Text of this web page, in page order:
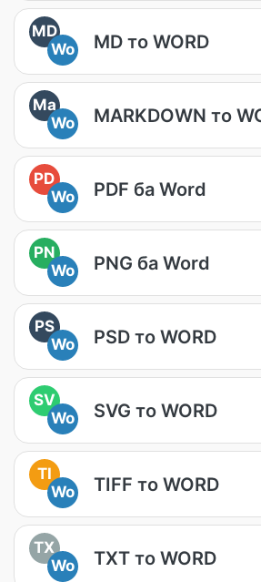
MD
Wo
MD то WORD
Ma
Wo
MARKDOWN то
PD
Wo
PDF ба Word
PN
Wo
PNG ба Word
PS
Wo
PSD то WORD
SV
Wo
SVG то WORD
TI
Wo
TIFF то WORD
TX
Wo
TXT то WORD